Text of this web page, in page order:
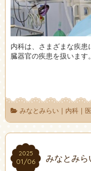
内科は、さまざまな疾
臓器官の疾患を扱います。
みなとみらい| 内科|
2025
01/06
2025
01/06 みなとみ